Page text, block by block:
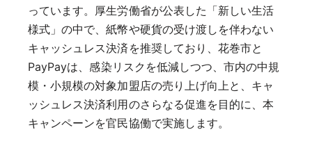
っています。厚生労働省が公表した「新しい生活
様式」の中で、紙幣や硬貨の受け渡しを伴わない
キャッシュレス決済を推奨しており、花巻市と
PayPayは、感染リスクを低減しつつ、市内の中規
模・小規模の対象加盟店の売り上げ向上と、キャ
ッシュレス決済利用のさらなる促進を目的に、本
キャンペーンを官民協働で実施します。